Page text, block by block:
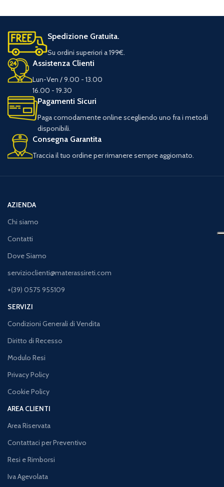
Spedizione Gratuita.
Su ordini superiori a 199€.
Assistenza Clienti
Lun-Ven / 9.00 - 13.00
16.00 - 19.30
Pagamenti Sicuri
Paga comodamente online scegliendo uno fra i metodi
disponibili.
Consegna Garantita
Traccia il tuo ordine per rimanere sempre aggiornato.
AZIENDA
Chi siamo
Contatti
Dove Siamo
servizioclienti@materassireti.com
+(39) 0575 955109
SERVIZI
Condizioni Generali di Vendita
Diritto di Recesso
Modulo Resi
Privacy Policy
Cookie Policy
AREA CLIENTI
Area Riservata
Contattaci per Preventivo
Resi e Rimborsi
Iva Agevolata